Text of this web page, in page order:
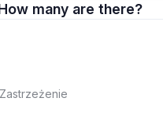
3. How many are there?
Zastrzeżenie